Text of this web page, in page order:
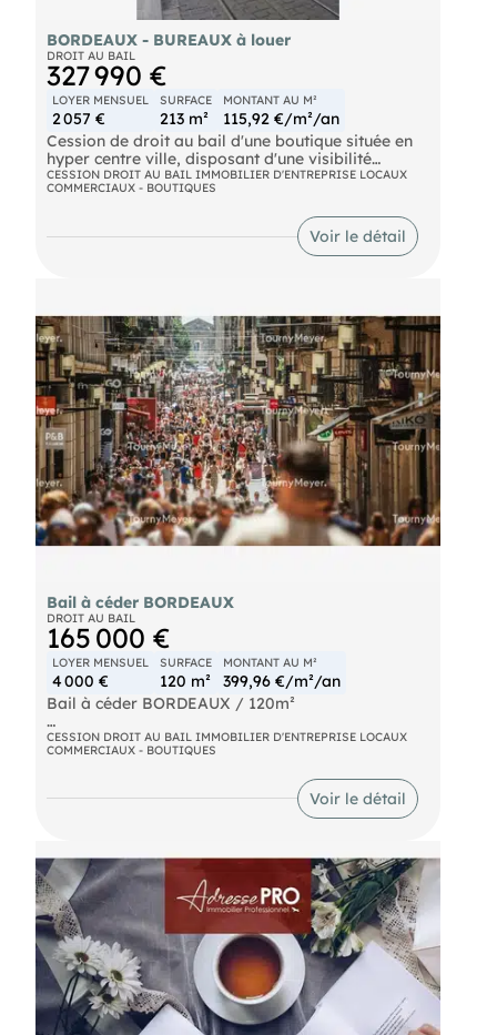
BORDEAUX - BUREAUX à louer
DROIT AU BAIL
327 990 €
LOYER MENSUEL
2 057 €
SURFACE
213 m²
MONTANT AU M²
115,92 €/m²/an
Cession de droit au bail d'une boutique située en
hyper centre ville, disposant d'une visibilité
maximale en angle de rue. La surface totale est de
210m² dont environ 81m² de surface de vente, le
reste des surfaces étant en sous-sol.
Ref :
CESSION DROIT AU BAIL IMMOBILIER D'ENTREPRISE LOCAUX
COMMERCIAUX - BOUTIQUES
Voir le détail
Bail à céder BORDEAUX
DROIT AU BAIL
165 000 €
LOYER MENSUEL
4 000 €
SURFACE
120 m²
MONTANT AU M²
399,96 €/m²/an
Bail à céder BORDEAUX / 120m²
Emplacement numéro 1, rue Sainte Catherine, bail
à céder d'un local commercial d'environ 120m².
Linéaire de 6m, 2 clims réversible, local en parfait
CESSION DROIT AU BAIL IMMOBILIER D'ENTREPRISE LOCAUX
COMMERCIAUX - BOUTIQUES
Voir le détail